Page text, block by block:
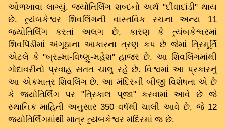
ઓળખાવા લાગ્યું. જ્યોતિર્લિંગ શબ્દનો અર્થ "દીવાદાંડી" થાય
છે. ત્ર્યંબકેશ્વર શિવલિંગની વાસ્તવિક રચના અન્ય 11
જ્યોતિર્લિંગ કરતાં અલગ છે, કારણ કે ત્ર્યંબકેશ્વરમાં
શિવપિંડીમાં અંગૂઠાના આકારના ત્રણ કપ છે જેમાં ત્રિમૂર્તિ
એટલે કે "બ્રહ્મા-વિષ્ણુ-મહેશ" હાજર છે. આ શિવલિંગમાંથી
ગોદાવરીનો પ્રવાહ સતત ચાલુ રહે છે. વિશ્વમાં આ પ્રકારનું
આ એકમાત્ર શિવલિંગ છે. આ મંદિરની બીજી વિશેષતા એ છે
કે જ્યોતિર્લિંગ પર "ત્રિકાલ પૂજા" કરવામાં આવે છે જે
સ્થાનિક માહિતી અનુસાર 350 વર્ષથી ચાલી આવે છે, જે 12
જ્યોતિર્લિંગમાંથી માત્ર ત્ર્યંબકેશ્વર મંદિરમાં જ છે.